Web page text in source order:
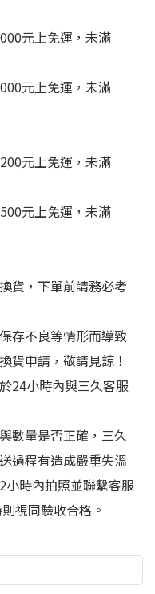
元上免運，未滿
元上免運，未滿
元上免運，未滿
元上免運，未滿
貨，下單前請務必考
存不良等情形而導致
貨申請，敬請見諒！
24小時內與三久客服
數量是否正確，三久
過程有造成嚴重失溫
小時內拍照並聯繫客服
視同驗收合格。